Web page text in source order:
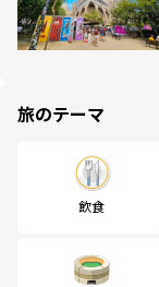
旅のテーマ
飲食